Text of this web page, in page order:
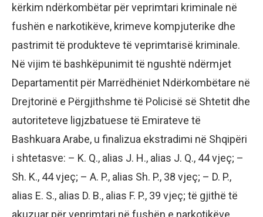
kërkim ndërkombëtar për veprimtari kriminale në
fushën e narkotikëve, krimeve kompjuterike dhe
pastrimit të produkteve të veprimtarisë kriminale.
Në vijim të bashkëpunimit të ngushtë ndërmjet
Departamentit për Marrëdhëniet Ndërkombëtare në
Drejtorinë e Përgjithshme të Policisë së Shtetit dhe
autoriteteve ligjzbatuese të Emirateve të
Bashkuara Arabe, u finalizua ekstradimi në Shqipëri
i shtetasve: – K. Q., alias J. H., alias J. Q., 44 vjeç; –
Sh. K., 44 vjeç; – A. P., alias Sh. P., 38 vjeç; – D. P.,
alias E. S., alias D. B., alias F. P., 39 vjeç; të gjithë të
akuzuar për veprimtari në fushën e narkotikëve